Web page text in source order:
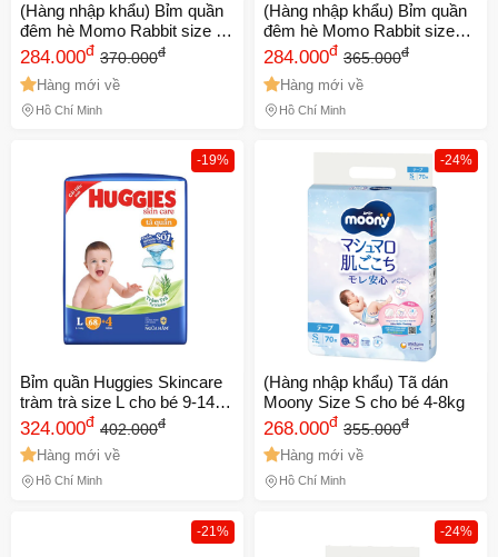
(Hàng nhập khẩu) Bỉm quần
đêm hè Momo Rabbit size L
28 miếng 9-14kg
284.000đ 370.000đ
Hàng mới về
Hồ Chí Minh
(Hàng nhập khẩu) Bỉm quần
đêm hè Momo Rabbit size
XXL 18 miếng
284.000đ 365.000đ
Hàng mới về
Hồ Chí Minh
-19%
Bỉm quần Huggies Skincare
tràm trà size L cho bé 9-14
kg
324.000đ 402.000đ
Hàng mới về
Hồ Chí Minh
-24%
(Hàng nhập khẩu) Tã dán
Moony Size S cho bé 4-8kg
268.000đ 355.000đ
Hàng mới về
Hồ Chí Minh
-21% -24%